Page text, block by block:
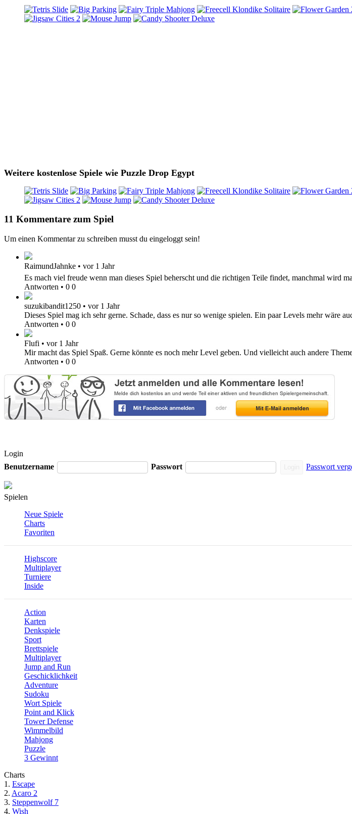
Weitere kostenlose Spiele wie Puzzle Drop Egypt
11 Kommentare zum Spiel
Um einen Kommentar zu schreiben musst du eingeloggt sein!
RaimundJahnke • vor 1 Jahr
Es mach viel freude wenn man dieses Spiel beherscht und die richtigen Teile findet, manchmal wird
Antworten • 0 0
suzukibandit1250 • vor 1 Jahr
Dieses Spiel mag ich sehr gerne. Schade, dass es nur so wenige spielen. Ein paar Levels mehr wäre
Antworten • 0 0
Flufi • vor 1 Jahr
Mir macht das Spiel Spaß. Gerne könnte es noch mehr Level geben. Und vielleicht auch andere
Antworten • 0 0
Login
Benutzername
Passwort Passwort
Spielen
Neue Spiele
Charts
Favoriten
Highscore
Multiplayer
Turniere
Inside
Action
Karten
Denkspiele
Sport
Brettspiele
Multiplayer
Jump and Run
Geschicklichkeit
Adventure
Sudoku
Wort Spiele
Point and Klick
Tower Defense
Wimmelbild
Mahjong
Puzzle
3 Gewinnt
Charts
1. Escape
2. Acaro 2
3. Steppenwolf 7
4. Wish